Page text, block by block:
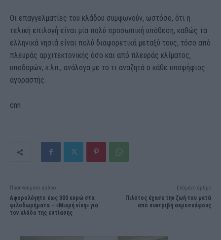
Οι επαγγελματίες του κλάδου συμφωνούν, ωστόσο, ότι η
τελική επιλογή είναι μία πολύ προσωπική υπόθεση, καθώς τα
ελληνικά νησιά είναι πολύ διαφορετικά μεταξύ τους, τόσο από
πλευράς αρχιτεκτονικής όσο και από πλευράς κλίματος,
υποδομών, κ.λπ., ανάλογα με το τι αναζητά ο κάθε υποψήφιος
αγοραστής.
cnn
Προηγούμενο άρθρο
Αφορολόγητο έως 300 ευρώ στα
φιλοδωρήματα – «Μικρή νίκη» για
τον κλάδο της εστίασης
Επόμενο άρθρο
Πιλότος έχασε την ζωή του μετά
από συντριβή αεροσκάφους